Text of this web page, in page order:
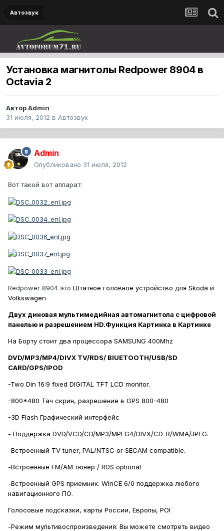
Автозвук
Установка магнитолы Redpower 8904 в
Octavia 2
АвторAdmin
31 июля, 2012 в Автозвук
Admin
Опубликовано 31 июля, 2012
Вот такой вот аппарат:
Redpower 8904 это Штатное головное устройство для Skoda и
Volkswagen
Двух диновая мультимедийная автомагнитола с цифровой
панелью и разрешением HD.Функция Картинка в Картинке
На Борту стоит два процессора SAMSUNG 400Mhz
DVD/MP3/MP4/DIVX TV/RDS/ BlUETOOTH/USB/SD
CARD/GPS/IPOD
-Two Din 16:9 fixed DIGITAL TFT LCD monitor.
-800*480 Тач скрин, разрешение в GPS 800-480
-3D Flash Графический интерфейс
- Поддержка DVD/VCD/CD/MP3/MPEG4/DIVX/CD-R/WMA/JPEG.
-Встроенный TV tuner, PAL/NTSC or SECAM compatible.
-Встроенные FM/AM тюнер / RDS optional
-Встроенный GPS приемник. WInCE 6/0 поддержка любого
навигационного ПО.
Голосовые подсказки, карты России, Европы, POI
-Режим мультивоспроизведения: Вы можете смотреть видео